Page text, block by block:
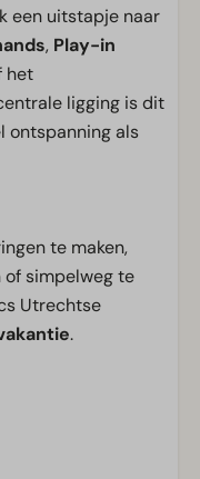
een uitstapje naar
, Play-in
het
ligging is dit
ontspanning als
te maken,
simpelweg te
Utrechtse
.